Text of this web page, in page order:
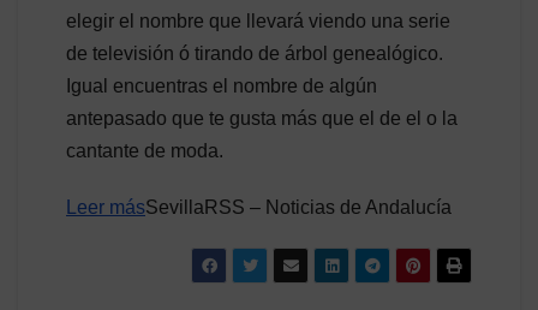
elegir el nombre que llevará viendo una serie
de televisión ó tirando de árbol genealógico.
Igual encuentras el nombre de algún
antepasado que te gusta más que el de el o la
cantante de moda.
Leer másSevillaRSS – Noticias de Andalucía